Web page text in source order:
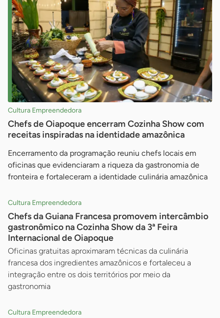
Cultura Empreendedora
Chefs de Oiapoque encerram Cozinha Show com
receitas inspiradas na identidade amazônica
Encerramento da programação reuniu chefs locais em
oficinas que evidenciaram a riqueza da gastronomia de
fronteira e fortaleceram a identidade culinária amazônica
Cultura Empreendedora
Chefs da Guiana Francesa promovem intercâmbio
gastronômico na Cozinha Show da 3ª Feira
Internacional de Oiapoque
Oficinas gratuitas aproximaram técnicas da culinária
francesa dos ingredientes amazônicos e fortaleceu a
integração entre os dois territórios por meio da
gastronomia
Cultura Empreendedora